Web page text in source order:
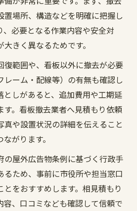
けるための注意点と相談例
告物条例に基づく注意点
阪府屋外広告物条例の基本知
ぐ看板撤去の手続きポイント
広告物申請で必要な書類と流れ
報告や証明書類に関する注意
定されるリスクを回避する方
を専門家はこう進める
る看板撤去の安全対策とは
時の保護具や設備の重要性
への安全配慮と作業手順
置場所、構造などを明確に把握し
、必要となる作業内容や安全対
きく異なるためです。
復範囲や、看板以外に撤去が必要
レーム・配線等）の有無も確認し
としがあると、追加費用や工期延
す。看板撤去業者へ見積もり依頼
真や設置状況の詳細を伝えること
がります。
の屋外広告物条例に基づく行政手
るため、事前に市役所や担当窓口
とをおすすめします。相見積もり
容、口コミなども確認して信頼で